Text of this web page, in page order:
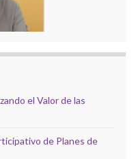
el Valor de las
de Planes de